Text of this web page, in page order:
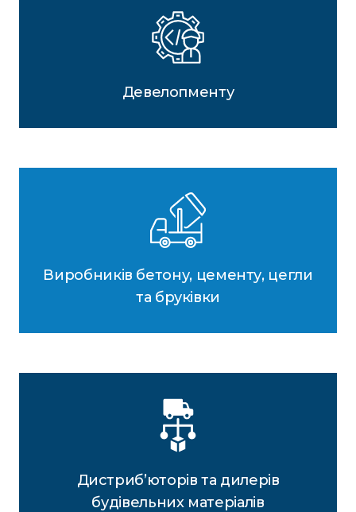
Девелопменту
Виробників бетону, цементу, цегли
та бруківки
Дистриб’юторів та дилерів
будівельних матеріалів